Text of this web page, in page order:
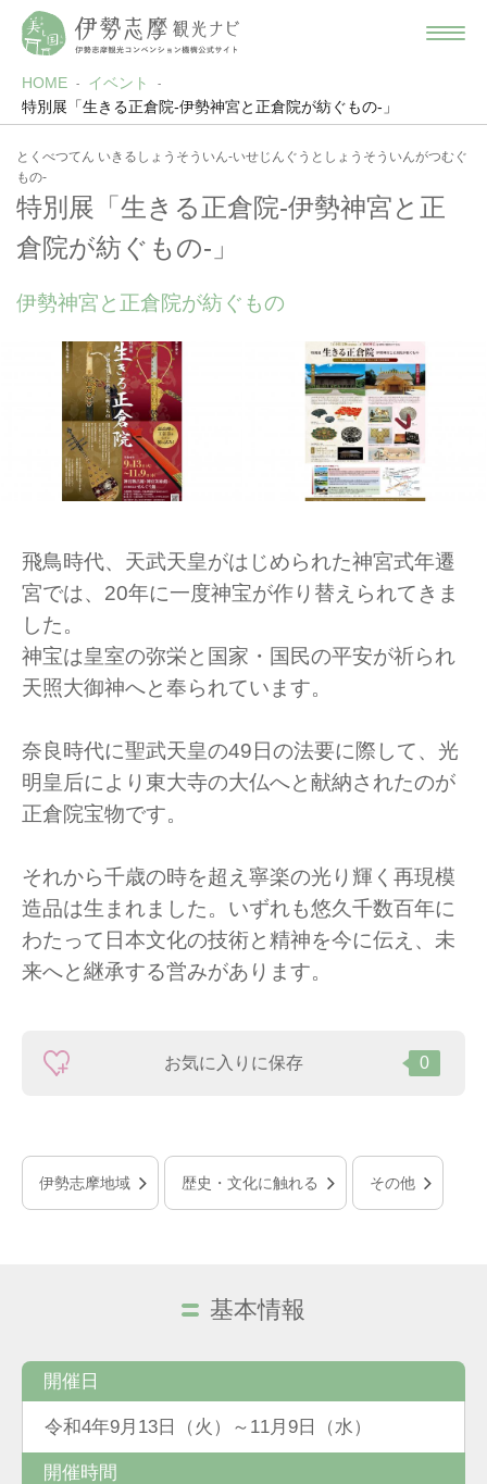
HOME
イベント
特別展「生きる正倉院-伊勢神宮と正倉院が紡ぐもの-」
とくべつてん いきるしょうそういん-いせじんぐうとしょうそういんがつむぐ
もの-
特別展「生きる正倉院-伊勢神宮と正
倉院が紡ぐもの-」
伊勢神宮と正倉院が紡ぐもの
飛鳥時代、天武天皇がはじめられた神宮式年遷
宮では、20年に一度神宝が作り替えられてきま
した。
神宝は皇室の弥栄と国家・国民の平安が祈られ
天照大御神へと奉られています。
奈良時代に聖武天皇の49日の法要に際して、光
明皇后により東大寺の大仏へと献納されたのが
正倉院宝物です。
それから千歳の時を超え寧楽の光り輝く再現模
造品は生まれました。いずれも悠久千数百年に
わたって日本文化の技術と精神を今に伝え、未
来へと継承する営みがあります。
お気に入りに保存 0
伊勢志摩地域 歴史・文化に触れる その他
基本情報
開催日
令和4年9月13日（火）～11月9日（水）
開催時間